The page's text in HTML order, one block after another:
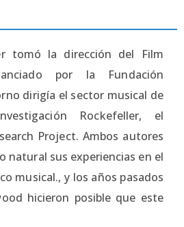
tomó la dirección del Film
por la Fundación
dirigía el sector musical de
Rockefeller, el
Project. Ambos autores
natural sus experiencias en el
musical., y los años pasados
hicieron posible que este